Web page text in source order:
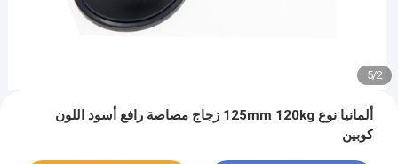
2
/
5
ألمانيا نوع 125mm 120kg زجاج مصاصة رافع أسود اللون
كوبين